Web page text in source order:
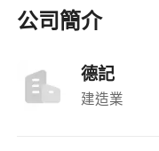
術操作
工地現場
公司簡介
德記
建造業